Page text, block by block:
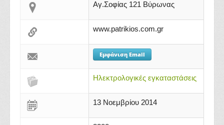
Αγ.Σοφίας 121 Βύρωνας
www.patrikios.com.gr
Εμφάνιση Email
Ηλεκτρολογικές εγκαταστάσεις
13 Νοεμβρίου 2014